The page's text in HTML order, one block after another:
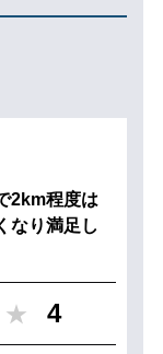
2km程度は
なり満足し
4